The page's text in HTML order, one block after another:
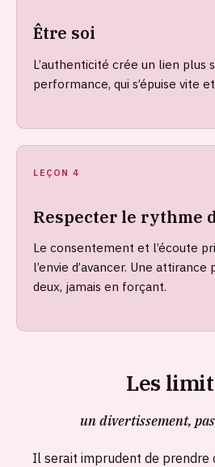
Être soi
L’authenticité crée un lien plus
performance, qui s’épuise vite
LEÇON 4
Respecter le rythme
Le consentement et l’écoute
l’envie d’avancer. Une
deux, jamais en forçant.
Les
un divertissement,
Il serait imprudent de prendre